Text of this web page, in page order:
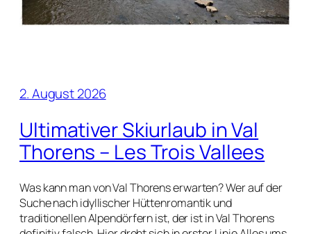
2. August 2026
Ultimativer Skiurlaub in Val
Thorens – Les Trois Vallees
Was kann man von Val Thorens erwarten? Wer auf der
Suche nach idyllischer Hüttenromantik und
traditionellen Alpendörfern ist, der ist in Val Thorens